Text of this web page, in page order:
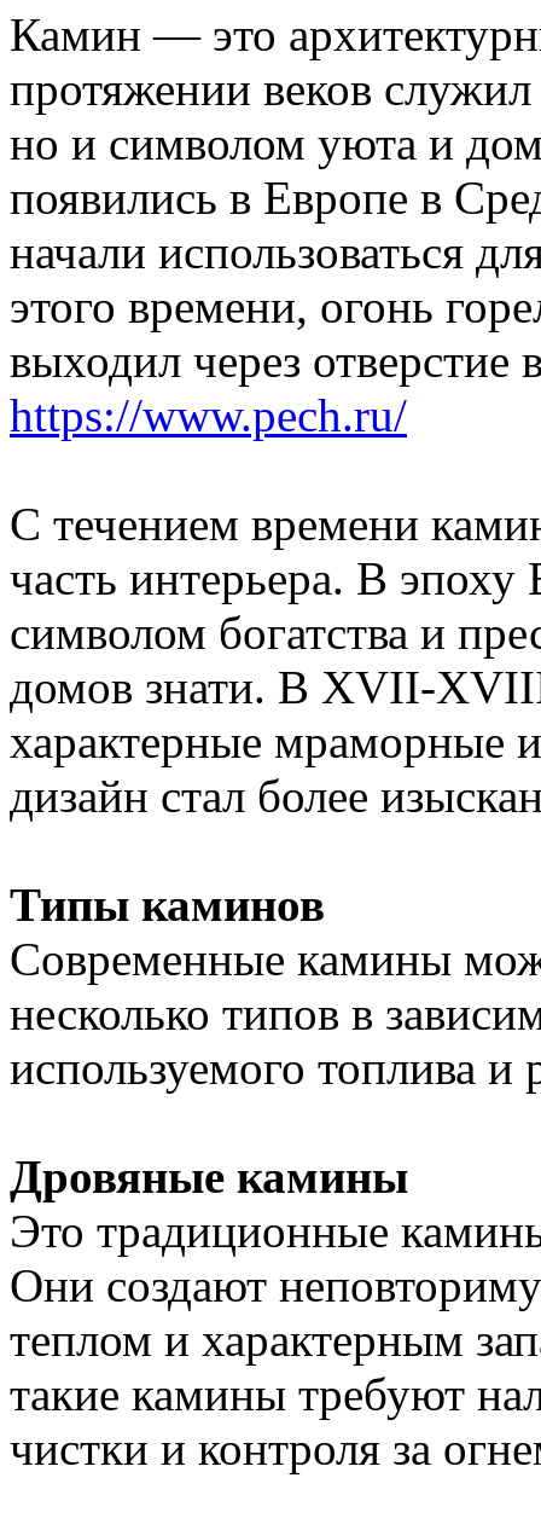
Камин — это
протяжении веков
но и символом уюта и
появились в Европе в
начали использоваться
этого времени, огонь
выходил через
https://www.pech.ru/
С течением времени
часть интерьера. В
символом богатства и
домов знати. В XVII-
характерные мраморные
дизайн стал более
Типы каминов
Современные камины
несколько типов в
используемого топлива и
Дровяные камины
Это традиционные
Они создают
теплом и характерным
такие камины требуют
чистки и контроля за